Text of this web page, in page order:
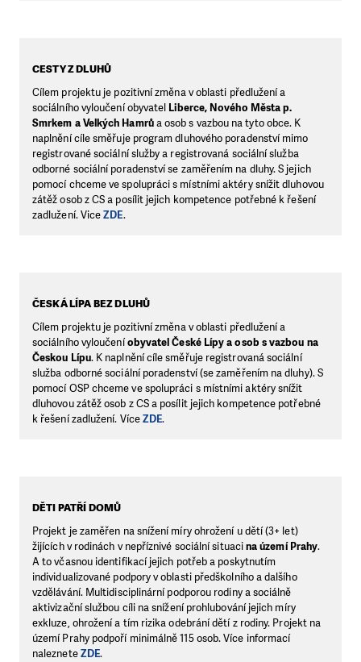
CESTY Z DLUHŮ
Cílem projektu je pozitivní změna v oblasti předlužení a
sociálního vyloučení obyvatel Liberce, Nového Města p.
Smrkem a Velkých Hamrůa osob s vazbou na tyto obce. K
naplnění cíle směřuje program dluhového poradenství mimo
registrované sociální služby a registrovaná sociální služba
odborné sociální poradenství se zaměřením na dluhy. S jejich
pomocí chceme ve spolupráci s místními aktéry snížit dluhovou
zátěž osob z CS a posílit jejich kompetence potřebné k řešení
zadlužení. ViceZDE.
ČESKÁ LÍPA BEZ DLUHŮ
Cílem projektu je pozitivní změna v oblasti předlužení a
sociálního vyloučeníobyvatel České Lípy a osob s vazbou na
Českou Lípu. K naplnění cíle směřuje registrovaná sociální
služba odborné sociální poradenství (se zaměřením na dluhy). S
pomocí OSP chceme ve spolupráci s místními aktéry snížit
dluhovou zátěž osob z CS a posílit jejich kompetence potřebné
k řešení zadlužení. VíceZDE.
DĚTI PATŘÍ DOMŮ
Projekt je zaměřen na snížení míry ohrožení u dětí (3+ let)
žijících v rodinách v nepříznivé sociální situacina území Prahy.
A to včasnou identifikací jejich potřeb a poskytnutím
individualizované podpory v oblasti předškolního a dalšího
vzdělávání. Multidisciplinární podporou rodiny a sociálně
aktivizační službou cíli na snížení prohlubování jejich míry
exkluze, ohrožení a tím rizika odebrání dětí z rodiny. Projekt na
území Prahy podpoří minimálně 115 osob. Více informací
nalezneteZDE.